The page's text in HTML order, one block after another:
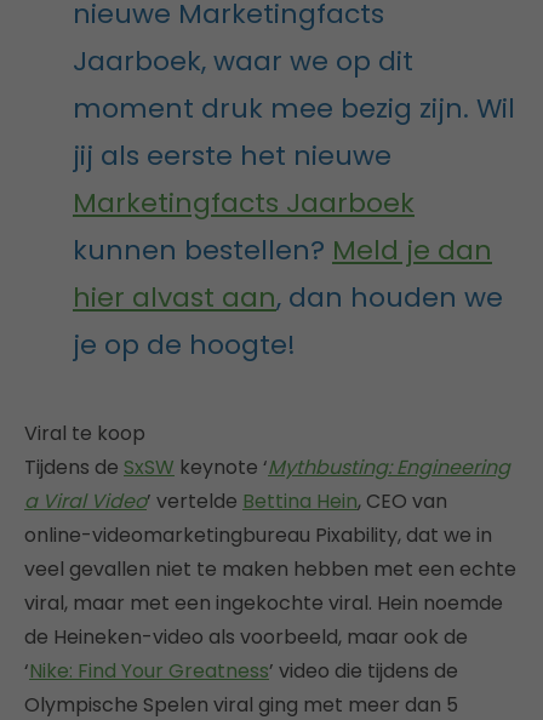
nieuwe Marketingfacts
Jaarboek, waar we op dit
moment druk mee bezig zijn. Wil
jij als eerste het nieuwe
Marketingfacts Jaarboek
kunnen bestellen? Meld je dan
hier alvast aan, dan houden we
je op de hoogte!
Viral te koop
Tijdens de SxSW keynote ‘Mythbusting: Engineering
a Viral Video’ vertelde Bettina Hein, CEO van
online-videomarketingbureau Pixability, dat we in
veel gevallen niet te maken hebben met een echte
viral, maar met een ingekochte viral. Hein noemde
de Heineken-video als voorbeeld, maar ook de
‘Nike: Find Your Greatness’ video die tijdens de
Olympische Spelen viral ging met meer dan 5